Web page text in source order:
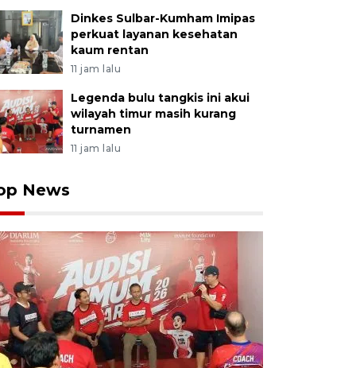
Dinkes Sulbar-Kumham Imipas
perkuat layanan kesehatan
kaum rentan
11 jam lalu
Legenda bulu tangkis ini akui
wilayah timur masih kurang
turnamen
11 jam lalu
News